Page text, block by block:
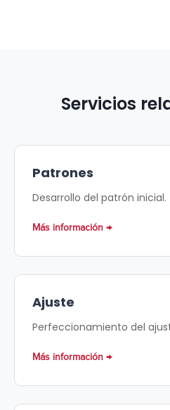
Servicios
Patrones
Desarrollo del patrón inicial.
Más información
Ajuste
Perfeccionamiento del
Más información